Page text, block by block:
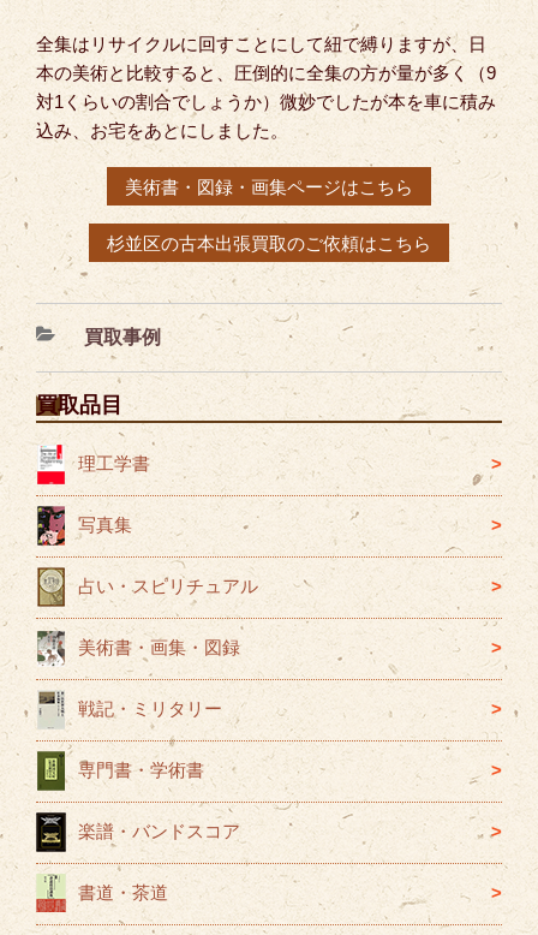
全集はリサイクルに回すことにして紐で縛りますが、日
本の美術と比較すると、圧倒的に全集の方が量が多く（9
対1くらいの割合でしょうか）微妙でしたが本を車に積み
込み、お宅をあとにしました。
美術書・図録・画集ページはこちら
杉並区の古本出張買取のご依頼はこちら
カ
テ
ゴ
リ
ー
買取事例
買取品目
理工学書
写真集
占い・スピリチュアル
美術書・画集・図録
戦記・ミリタリー
専門書・学術書
楽譜・バンドスコア
書道・茶道